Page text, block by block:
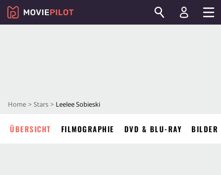
Home Stars Leelee Sobieski
ÜBERSICHT FILMOGRAPHIE DVD & BLU-RAY BILDER